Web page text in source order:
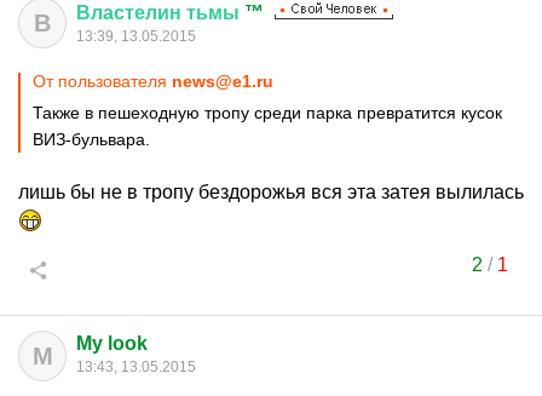
В Властелин тьмы ™
13:39, 13.05.2015
От пользователя news@e1.ru
Также в пешеходную тропу среди парка превратится кусок
ВИЗ-бульвара.
лишь бы не в тропу бездорожья вся эта затея вылилась
2 / 1
M My look
13:43, 13.05.2015